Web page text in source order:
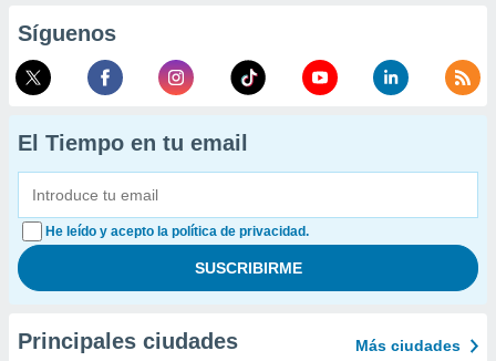
Síguenos
El Tiempo en tu email
He leído y acepto la política de privacidad.
Principales ciudades Más ciudades